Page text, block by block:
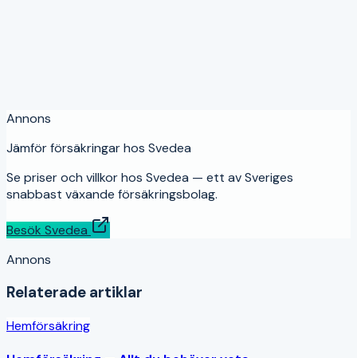
Annons
Jämför försäkringar hos Svedea
Se priser och villkor hos Svedea — ett av Sveriges
snabbast växande försäkringsbolag.
Besök Svedea
Annons
Relaterade artiklar
Hemförsäkring